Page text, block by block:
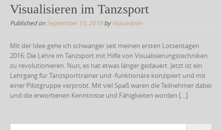
Visualisieren im Tanzsport
Published on September 13, 2019byHoloadmin
Mit der Idee gehe ich schwanger seit meinen ersten Lotsentagen
2016: Die Lehre im Tanzsport mit Hilfe von Visualisierungstechniken
zu revolutionieren. Nun, es hat etwas länger gedauert. Jetzt ist ein
Lehrgang für Tanzsporttrainer und -funktionäre konzipiert und mit
einer Pilotgruppe verprobt. Mit viel Spaß waren die Teilnehmer dabei
und die erworbenen Kenntnisse und Fähigkeiten worden […]